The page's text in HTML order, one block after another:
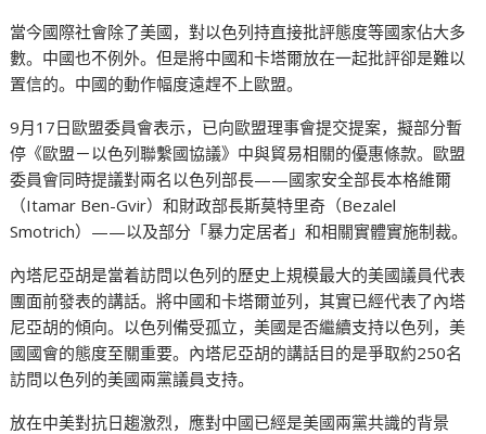
當今國際社會除了美國，對以色列持直接批評態度等國家佔大多
數。中國也不例外。但是將中國和卡塔爾放在一起批評卻是難以
置信的。中國的動作幅度遠趕不上歐盟。
9月17日歐盟委員會表示，已向歐盟理事會提交提案，擬部分暫
停《歐盟－以色列聯繫國協議》中與貿易相關的優惠條款。歐盟
委員會同時提議對兩名以色列部長——國家安全部長本格維爾
（Itamar Ben-Gvir）和財政部長斯莫特里奇（Bezalel
Smotrich）——以及部分「暴力定居者」和相關實體實施制裁。
內塔尼亞胡是當着訪問以色列的歷史上規模最大的美國議員代表
團面前發表的講話。將中國和卡塔爾並列，其實已經代表了內塔
尼亞胡的傾向。以色列備受孤立，美國是否繼續支持以色列，美
國國會的態度至關重要。內塔尼亞胡的講話目的是爭取約250名
訪問以色列的美國兩黨議員支持。
放在中美對抗日趨激烈，應對中國已經是美國兩黨共識的背景